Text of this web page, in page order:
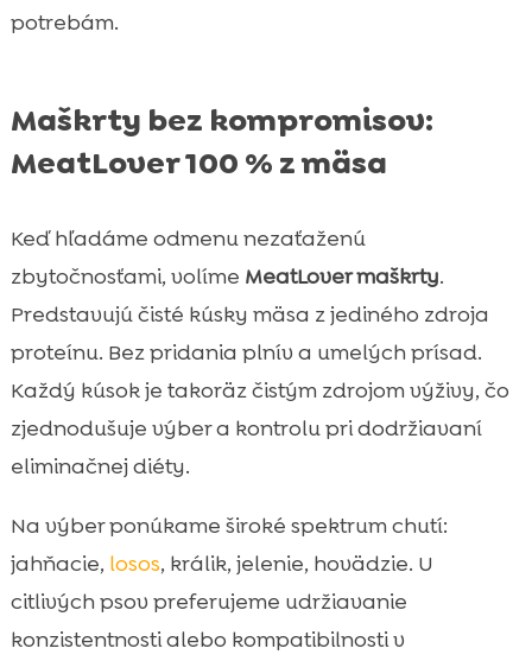
potrebám.
Maškrty bez kompromisov:
MeatLover 100 % z mäsa
Keď hľadáme odmenu nezaťaženú
zbytočnosťami, volíme MeatLover maškrty.
Predstavujú čisté kúsky mäsa z jediného zdroja
proteínu. Bez pridania plnív a umelých prísad.
Každý kúsok je takoräz čistým zdrojom výživy, čo
zjednodušuje výber a kontrolu pri dodržiavaní
eliminačnej diéty.
Na výber ponúkame široké spektrum chutí:
jahňacie, losos, králik, jelenie, hovädzie. U
citlivých psov preferujeme udržiavanie
konzistentnosti alebo kompatibilnosti v